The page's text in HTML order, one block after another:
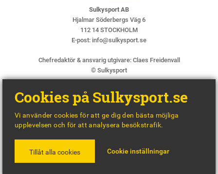
Sulkysport AB
Hjalmar Söderbergs Väg 6
112 14 STOCKHOLM
E-post: info@sulkysport.se
Chefredaktör & ansvarig utgivare: Claes Freidenvall
© Sulkysport
Cookies på Sulkysport.se
Vi använder cookies för att ge dig den bästa möjliga
upplevelsen och för att analysera besökstrafik.
Tillåt alla cookies Cookie inställningar